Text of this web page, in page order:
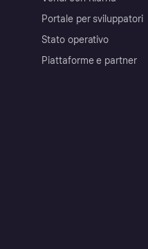
Portale per sviluppatori
Stato operativo
Piattaforme e partner